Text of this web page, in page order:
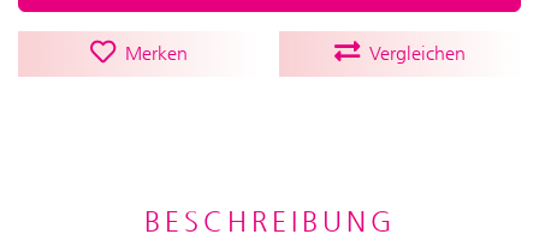
Merken Vergleichen
BESCHREIBUNG